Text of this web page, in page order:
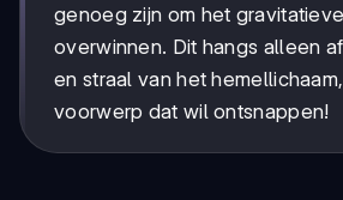
genoeg zijn om het
overwinnen. Dit hangs alleen
en straal van het
voorwerp dat wil ontsnappen!